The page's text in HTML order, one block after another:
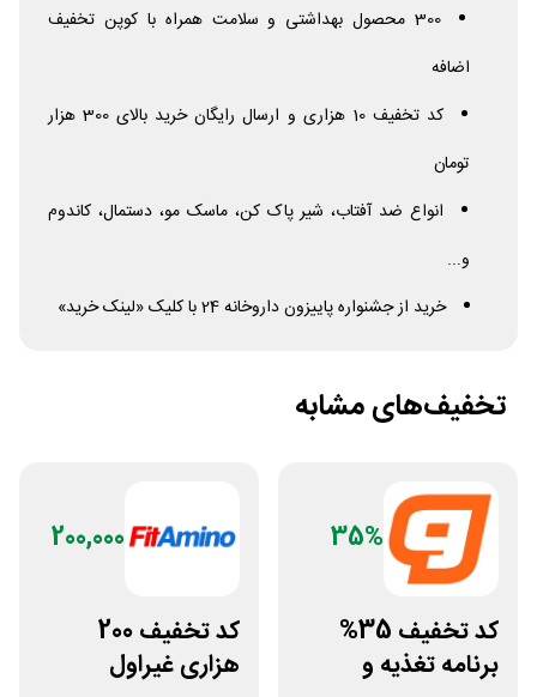
300 محصول بهداشتی و سلامت همراه با کوپن تخفیف
اضافه
کد تخفیف 10 هزاری و ارسال رایگان خرید بالای 300 هزار
تومان
انواع ضد آفتاب، شیر پاک کن، ماسک مو، دستمال، کاندوم
و...
خرید از جشنواره پاییزون داروخانه 24 با کلیک «لینک خرید»
تخفیف‌های مشابه
35%
کد تخفیف 35%
برنامه تغذیه و
200,000
کد تخفیف 200
هزاری غیراول